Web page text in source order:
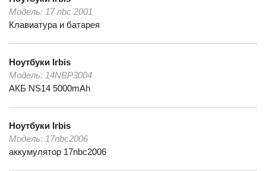
Модель: 17 nbc 2001
Клавиатура и батарея
Ноутбуки Irbis
Модель: 14NBP3004
АКБ NS14 5000mAh
Ноутбуки Irbis
Модель: 17nbc2006
аккумулятор 17nbc2006